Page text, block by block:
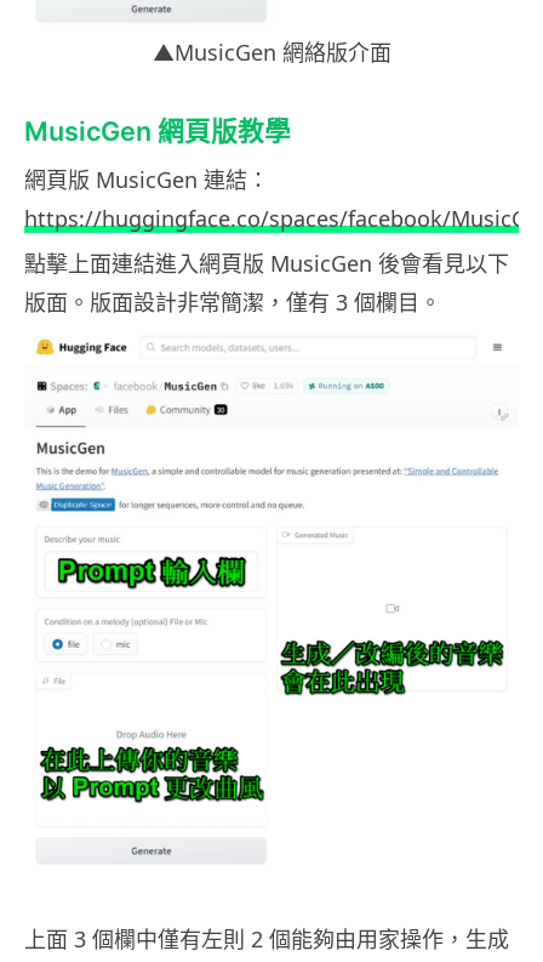
▲MusicGen 網絡版介面
MusicGen 網頁版教學
網頁版 MusicGen 連結：
https://huggingface.co/spaces/facebook/
點擊上面連結進入網頁版 MusicGen 後會看見以下
版面。版面設計非常簡潔，僅有 3 個欄目。
上面 3 個欄中僅有左則 2 個能夠由用家操作，生成